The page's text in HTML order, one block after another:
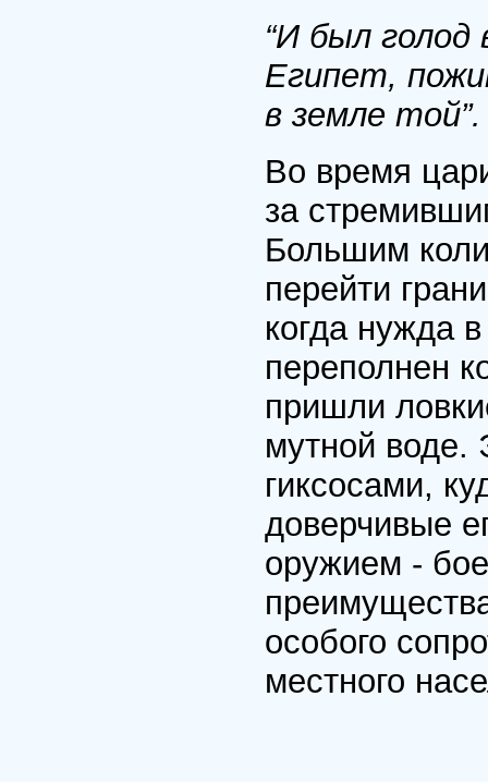
“И был
Египет,
в земле той”.
Во время
за
Большим
перейти
когда нужда
переполнен
пришли
мутной воде.
гиксосами,
доверчивые
оружием -
особого
местного